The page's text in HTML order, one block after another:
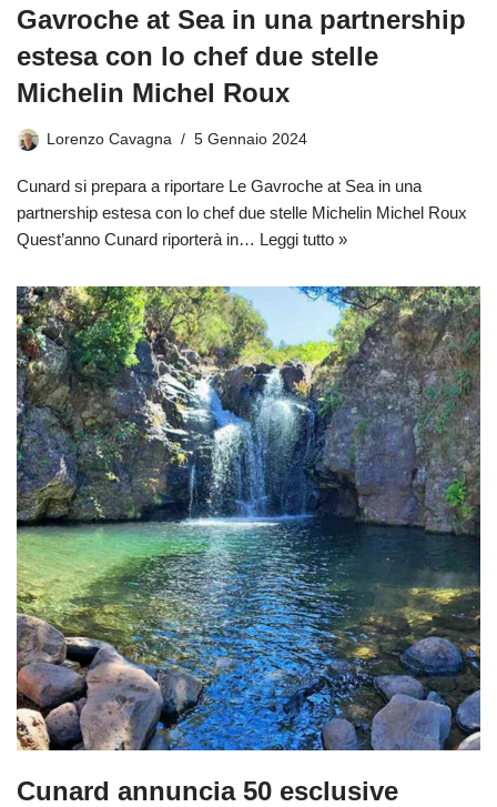
Gavroche at Sea in una partnership
estesa con lo chef due stelle
Michelin Michel Roux
Lorenzo Cavagna 5 Gennaio 2024
Cunard si prepara a riportare Le Gavroche at Sea in una
partnership estesa con lo chef due stelle Michelin Michel Roux
Quest’anno Cunard riporterà in… Leggi tutto »
Cunard annuncia 50 esclusive